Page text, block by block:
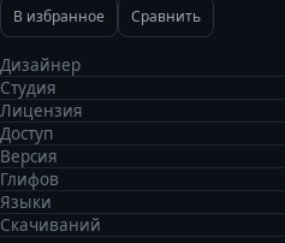
В избранное Сравнить
Дизайнер
Студия
Лицензия
Доступ
Версия
Глифов
Языки
Скачиваний